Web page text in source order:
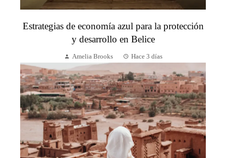
Estrategias de economía azul para la protección
y desarrollo en Belice
Amelia Brooks Hace 3 días